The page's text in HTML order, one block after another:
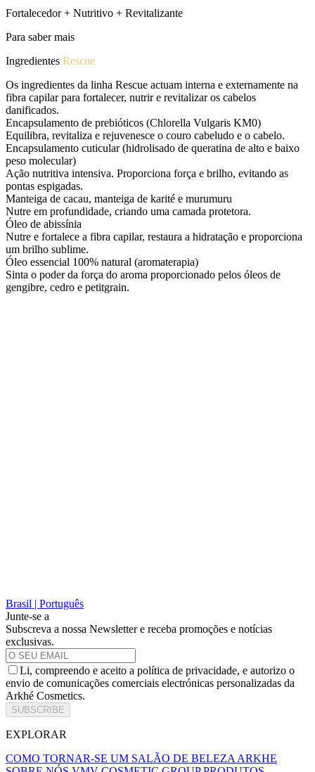
Fortalecedor + Nutritivo + Revitalizante
Para saber mais
Ingredientes Rescue
Os ingredientes da linha Rescue actuam interna e externamente na
fibra capilar para fortalecer, nutrir e revitalizar os cabelos
danificados.
Encapsulamento de prebióticos (Chlorella Vulgaris KM0)
Equilibra, revitaliza e rejuvenesce o couro cabeludo e o cabelo.
Encapsulamento cuticular (hidrolisado de queratina de alto e baixo
peso molecular)
Ação nutritiva intensiva. Proporciona força e brilho, evitando as
pontas espigadas.
Manteiga de cacau, manteiga de karité e murumuru
Nutre em profundidade, criando uma camada protetora.
Óleo de abissínia
Nutre e fortalece a fibra capilar, restaura a hidratação e proporciona
um brilho sublime.
Óleo essencial 100% natural (aromaterapia)
Sinta o poder da força do aroma proporcionado pelos óleos de
gengibre, cedro e petitgrain.
Brasil | Português
Junte-se a
Subscreva a nossa Newsletter e receba promoções e notícias
exclusivas.
Li, compreendo e aceito a política de privacidade, e autorizo o
envio de comunicações comerciais electrónicas personalizadas da
Arkhé Cosmetics.
SUBSCRIBE
EXPLORAR
COMO TORNAR-SE UM SALÃO DE BELEZA ARKHE